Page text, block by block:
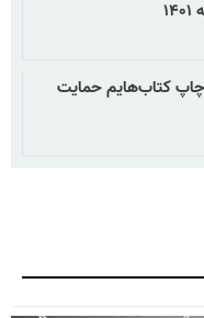
چاپ کتاب‌هایم حمایت